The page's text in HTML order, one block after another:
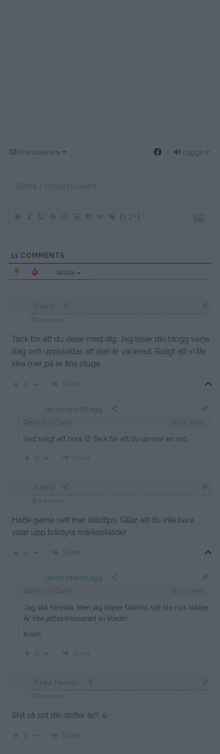
Prenumerera Logga in
{} [+]
11 COMMENTS
äldsta
Carro
Tack för att du delar med dig. Jag läser din blogg varje
dag och uppskattar att den är varierad. Roligt att vi får
kika mer på er fina stuga.
Svara
jennysmatblogg
Carro
Vad roligt att höra 🙂 Tack för att du lämnar en rad.
Svara
Carro
Hade gärna sett mer klädtips. Gillar att du inte bara
visar upp tokdyra märkeskläder
Svara
jennysmatblogg
Carro
Jag ska försöka. Men jag köper faktiskt rätt lite nya kläder.
Är inte jätteintresserad av kläder.
Kram
Svara
Erika Person
Shit så söt din dotter är!! ☺️
Svara